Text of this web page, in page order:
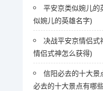
平安京类似婉儿的
似婉儿的英雄名字)
决战平安京情侣式
情侣式神怎么获得)
信阳必去的十大景
必去的十大景点有哪